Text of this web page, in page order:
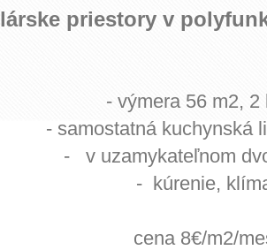
priestory v
- výmera 56 m2, 2
- samostatná kuchynská
- v uzamykateľnom
- kúrenie,
cena 8€/m2/